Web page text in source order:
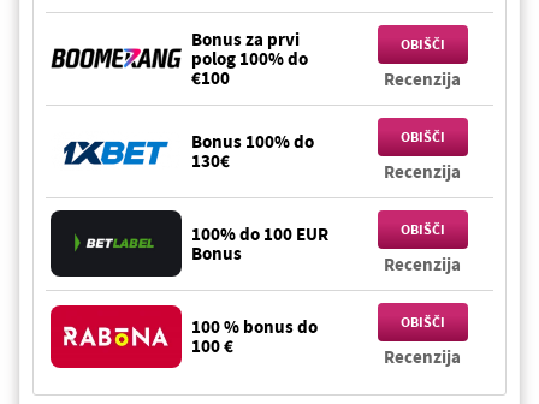
Bonus za prvi
polog 100% do
€100
OBIŠČI
Recenzija
Bonus 100% do
130€
OBIŠČI
Recenzija
100% do 100 EUR
Bonus
OBIŠČI
Recenzija
100 % bonus do
100 €
OBIŠČI
Recenzija